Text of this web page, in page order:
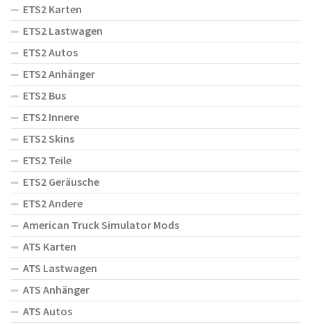
ETS2 Karten
ETS2 Lastwagen
ETS2 Autos
ETS2 Anhänger
ETS2 Bus
ETS2 Innere
ETS2 Skins
ETS2 Teile
ETS2 Geräusche
ETS2 Andere
American Truck Simulator Mods
ATS Karten
ATS Lastwagen
ATS Anhänger
ATS Autos